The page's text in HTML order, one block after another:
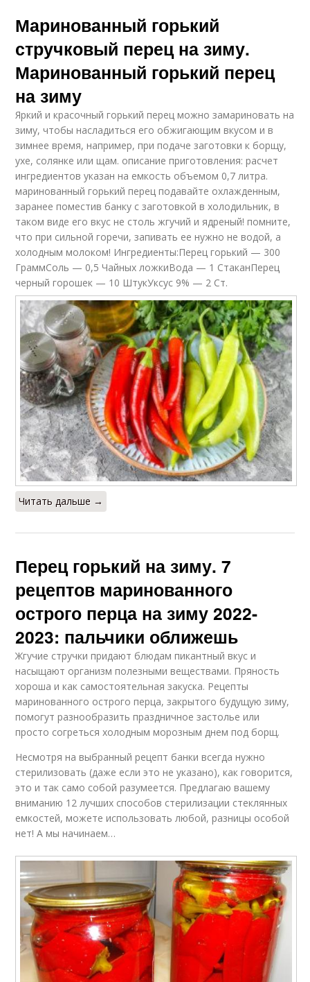
Маринованный горький
стручковый перец на зиму.
Маринованный горький перец
на зиму
Яркий и красочный горький перец можно замариновать на
зиму, чтобы насладиться его обжигающим вкусом и в
зимнее время, например, при подаче заготовки к борщу,
ухе, солянке или щам. описание приготовления: расчет
ингредиентов указан на емкость объемом 0,7 литра.
маринованный горький перец подавайте охлажденным,
заранее поместив банку с заготовкой в холодильник, в
таком виде его вкус не столь жгучий и ядреный! помните,
что при сильной горечи, запивать ее нужно не водой, а
холодным молоком! Ингредиенты:Перец горький — 300
ГраммСоль — 0,5 Чайных ложкиВода — 1 СтаканПерец
черный горошек — 10 ШтукУксус 9% — 2 Ст.
Читать дальше →
Перец горький на зиму. 7
рецептов маринованного
острого перца на зиму 2022-
2023: пальчики оближешь
Жгучие стручки придают блюдам пикантный вкус и
насыщают организм полезными веществами. Пряность
хороша и как самостоятельная закуска. Рецепты
маринованного острого перца, закрытого будущую зиму,
помогут разнообразить праздничное застолье или
просто согреться холодным морозным днем под борщ.
Несмотря на выбранный рецепт банки всегда нужно
стерилизовать (даже если это не указано), как говорится,
это и так само собой разумеется. Предлагаю вашему
вниманию 12 лучших способов стерилизации стеклянных
емкостей, можете использовать любой, разницы особой
нет! А мы начинаем…